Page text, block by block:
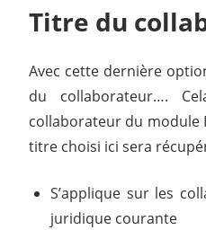
Titre du
Avec cette dernière
du collaborateur….
collaborateur du module
titre choisi ici sera
S’applique sur les
juridique courante